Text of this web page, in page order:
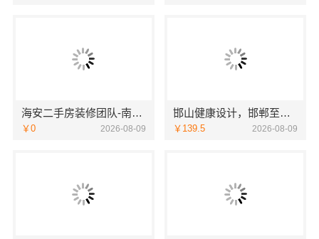
海安二手房装修团队-南通宏域全宅装饰建材有限公司翻新服务
￥0 2026-08-09
邯山健康设计，邯郸至臻全宅新材料有限公司引领绿色家装新标准
￥139.5 2026-08-09